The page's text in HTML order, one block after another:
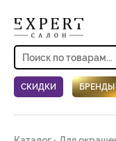
СКИДКИ БРЕНДЫ